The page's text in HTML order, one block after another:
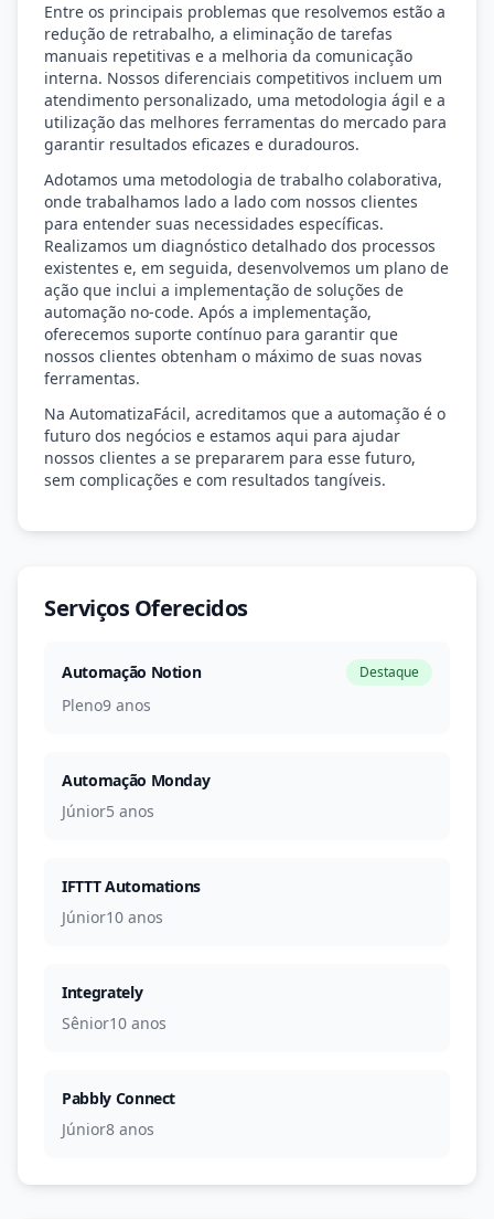
Entre os principais problemas que resolvemos estão a
redução de retrabalho, a eliminação de tarefas
manuais repetitivas e a melhoria da comunicação
interna. Nossos diferenciais competitivos incluem um
atendimento personalizado, uma metodologia ágil e a
utilização das melhores ferramentas do mercado para
garantir resultados eficazes e duradouros.
Adotamos uma metodologia de trabalho colaborativa,
onde trabalhamos lado a lado com nossos clientes
para entender suas necessidades específicas.
Realizamos um diagnóstico detalhado dos processos
existentes e, em seguida, desenvolvemos um plano de
ação que inclui a implementação de soluções de
automação no-code. Após a implementação,
oferecemos suporte contínuo para garantir que
nossos clientes obtenham o máximo de suas novas
ferramentas.
Na AutomatizaFácil, acreditamos que a automação é o
futuro dos negócios e estamos aqui para ajudar
nossos clientes a se prepararem para esse futuro,
sem complicações e com resultados tangíveis.
Serviços Oferecidos
Automação Notion Destaque
Pleno9 anos
Automação Monday
Júnior5 anos
IFTTT Automations
Júnior10 anos
Integrately
Sênior10 anos
Pabbly Connect
Júnior8 anos